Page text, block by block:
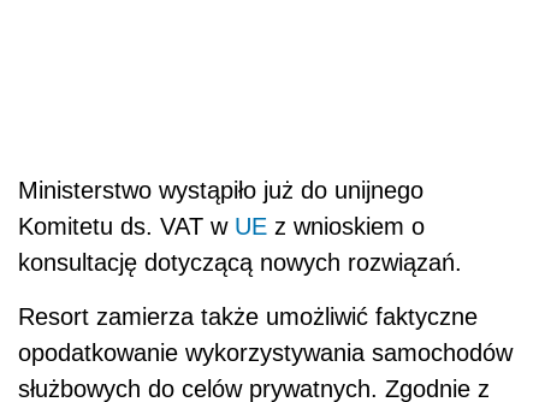
Ministerstwo wystąpiło już do unijnego
Komitetu ds. VAT w UE z wnioskiem o
konsultację dotyczącą nowych rozwiązań.
Resort zamierza także umożliwić faktyczne
opodatkowanie wykorzystywania samochodów
służbowych do celów prywatnych. Zgodnie z